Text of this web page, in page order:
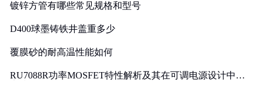
镀锌方管有哪些常见规格和型号
D400球墨铸铁井盖重多少
覆膜砂的耐高温性能如何
RU7088R功率MOSFET特性解析及其在可调电源设计中的